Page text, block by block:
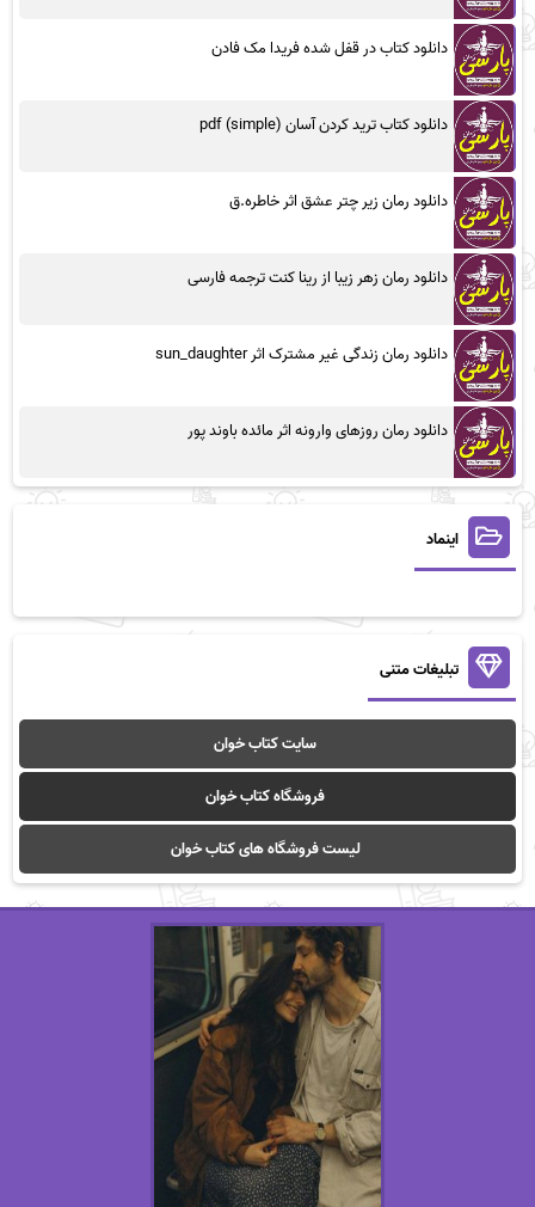
دانلود کتاب در قفل شده فریدا مک فادن
دانلود کتاب ترید کردن آسان (simple) pdf
دانلود رمان زیر چتر عشق اثر خاطره.ق
دانلود رمان زهر زیبا از رینا کنت ترجمه فارسی
دانلود رمان زندگی غیر مشترک اثر sun_daughter
دانلود رمان روزهای وارونه اثر مائده باوند پور
اینماد
تبلیغات متنی
سایت کتاب خوان
فروشگاه کتاب خوان
لیست فروشگاه های کتاب خوان